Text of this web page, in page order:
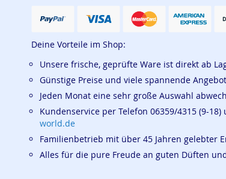
Deine Vorteile im Shop:
Unsere frische, geprüfte Ware ist direkt ab
Günstige Preise und viele spannende
Jeden Monat eine sehr große Auswahl
Kundenservice per Telefon 06359/4315 (9-
world.de
Familienbetrieb mit über 45 Jahren gelebter
Alles für die pure Freude an guten Düften